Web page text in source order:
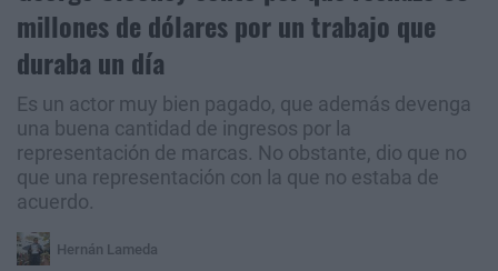
millones de dólares por un trabajo que
duraba un día
Es un actor muy bien pagado, que además devenga
una buena cantidad de ingresos por la
representación de marcas. No obstante, dio que no
que una representación con la que no estaba de
acuerdo.
Hernán Lameda